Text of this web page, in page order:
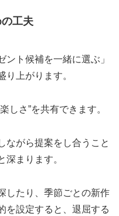
工夫
ト候補を一緒に選ぶ」
り上がります。
しさ”を共有できます。
ながら提案をし合うこと
深まります。
したり、季節ごとの新作
を設定すると、退屈する